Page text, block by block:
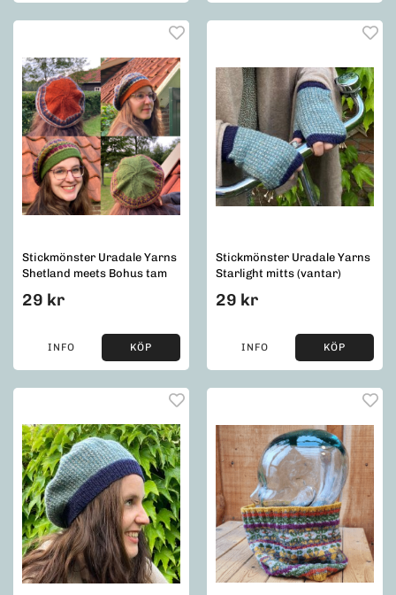
Stickmönster Uradale Yarns
Shetland meets Bohus tam
29 kr
INFO KÖP
Stickmönster Uradale Yarns
Starlight mitts (vantar)
29 kr
INFO KÖP